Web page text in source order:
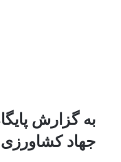
به گزارش
جهاد